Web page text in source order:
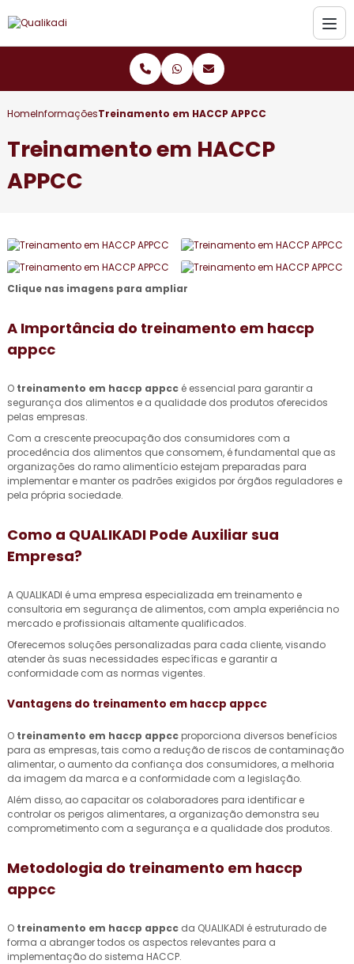
HomeInformaçõesTreinamento em HACCP APPCC
Treinamento em HACCP
APPCC
Clique nas imagens para ampliar
A Importância do treinamento em haccp
appcc
O treinamento em haccp appcc é essencial para garantir a
segurança dos alimentos e a qualidade dos produtos oferecidos
pelas empresas.
Com a crescente preocupação dos consumidores com a
procedência dos alimentos que consomem, é fundamental que as
organizações do ramo alimentício estejam preparadas para
implementar e manter os padrões exigidos por órgãos reguladores e
pela própria sociedade.
Como a QUALIKADI Pode Auxiliar sua
Empresa?
A QUALIKADI é uma empresa especializada em treinamento e
consultoria em segurança de alimentos, com ampla experiência no
mercado e profissionais altamente qualificados.
Oferecemos soluções personalizadas para cada cliente, visando
atender às suas necessidades específicas e garantir a
conformidade com as normas vigentes.
Vantagens do treinamento em haccp appcc
O treinamento em haccp appcc proporciona diversos benefícios
para as empresas, tais como a redução de riscos de contaminação
alimentar, o aumento da confiança dos consumidores, a melhoria
da imagem da marca e a conformidade com a legislação.
Além disso, ao capacitar os colaboradores para identificar e
controlar os perigos alimentares, a organização demonstra seu
comprometimento com a segurança e a qualidade dos produtos.
Metodologia do treinamento em haccp
appcc
O treinamento em haccp appcc da QUALIKADI é estruturado de
forma a abranger todos os aspectos relevantes para a
implementação do sistema HACCP.